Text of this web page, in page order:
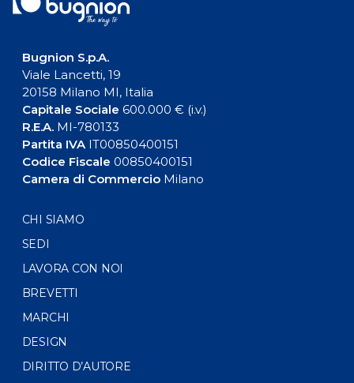
Bugnion S.p.A.
Viale Lancetti, 19
20158 Milano MI, Italia
Capitale Sociale 600.000 € (i.v.)
R.E.A.MI-780133
Partita IVAIT00850400151
Codice Fiscale 00850400151
Camera di CommercioMilano
CHI SIAMO
SEDI
LAVORA CON NOI
BREVETTI
MARCHI
DESIGN
DIRITTO D’AUTORE